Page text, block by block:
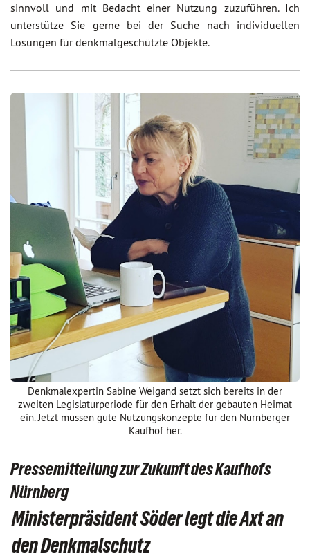
sinnvoll und mit Bedacht einer Nutzung zuzuführen. Ich
unterstütze Sie gerne bei der Suche nach individuellen
Lösungen für denkmalgeschützte Objekte.
Denkmalexpertin Sabine Weigand setzt sich bereits in der
zweiten Legislaturperiode für den Erhalt der gebauten Heimat
ein. Jetzt müssen gute Nutzungskonzepte für den Nürnberger
Kaufhof her.
Pressemitteilung zur Zukunft des Kaufhofs
Nürnberg
Ministerpräsident Söder legt die Axt an
den Denkmalschutz